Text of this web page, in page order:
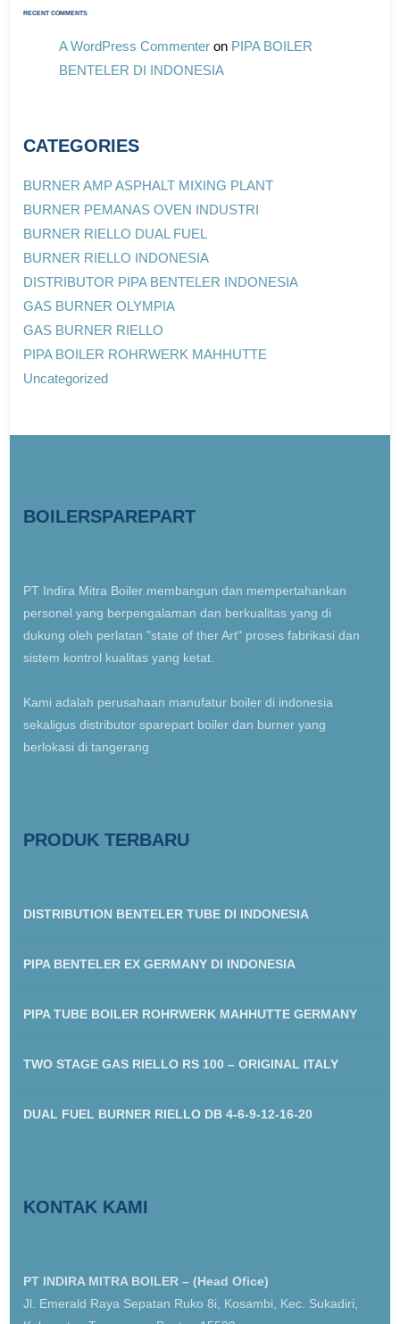
RECENT COMMENTS
A WordPress Commenter on PIPA BOILER
BENTELER DI INDONESIA
CATEGORIES
BURNER AMP ASPHALT MIXING PLANT
BURNER PEMANAS OVEN INDUSTRI
BURNER RIELLO DUAL FUEL
BURNER RIELLO INDONESIA
DISTRIBUTOR PIPA BENTELER INDONESIA
GAS BURNER OLYMPIA
GAS BURNER RIELLO
PIPA BOILER ROHRWERK MAHHUTTE
Uncategorized
BOILERSPAREPART
PT Indira Mitra Boiler membangun dan mempertahankan
personel yang berpengalaman dan berkualitas yang di
dukung oleh perlatan "state of ther Art" proses fabrikasi dan
sistem kontrol kualitas yang ketat.
Kami adalah perusahaan manufatur boiler di indonesia
sekaligus distributor sparepart boiler dan burner yang
berlokasi di tangerang
PRODUK TERBARU
DISTRIBUTION BENTELER TUBE DI INDONESIA
PIPA BENTELER EX GERMANY DI INDONESIA
PIPA TUBE BOILER ROHRWERK MAHHUTTE GERMANY
TWO STAGE GAS RIELLO RS 100 – ORIGINAL ITALY
DUAL FUEL BURNER RIELLO DB 4-6-9-12-16-20
KONTAK KAMI
PT INDIRA MITRA BOILER – (Head Ofice)
Jl. Emerald Raya Sepatan Ruko 8i, Kosambi, Kec. Sukadiri,